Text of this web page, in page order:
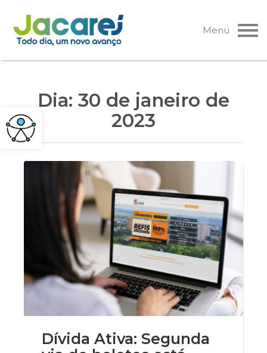
Pular
para
o
Menu
Dia: 30 de janeiro de
2023
Dívida Ativa: Segunda